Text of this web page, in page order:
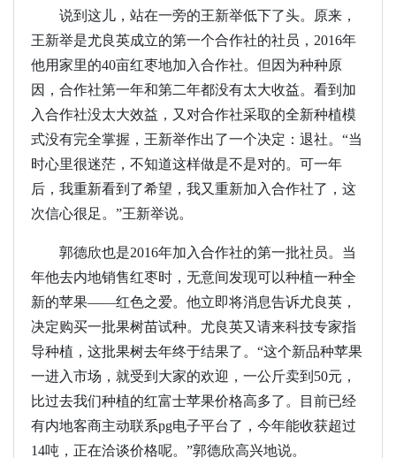
说到这儿，站在一旁的王新举低下了头。原来，
王新举是尤良英成立的第一个合作社的社员，2016年
他用家里的40亩红枣地加入合作社。但因为种种原
因，合作社第一年和第二年都没有太大收益。看到加
入合作社没太大效益，又对合作社采取的全新种植模
式没有完全掌握，王新举作出了一个决定：退社。“当
时心里很迷茫，不知道这样做是不是对的。可一年
后，我重新看到了希望，我又重新加入合作社了，这
次信心很足。”王新举说。
郭德欣也是2016年加入合作社的第一批社员。当
年他去内地销售红枣时，无意间发现可以种植一种全
新的苹果——红色之爱。他立即将消息告诉尤良英，
决定购买一批果树苗试种。尤良英又请来科技专家指
导种植，这批果树去年终于结果了。“这个新品种苹果
一进入市场，就受到大家的欢迎，一公斤卖到50元，
比过去我们种植的红富士苹果价格高多了。目前已经
有内地客商主动联系pg电子平台了，今年能收获超过
14吨，正在洽谈价格呢。”郭德欣高兴地说。